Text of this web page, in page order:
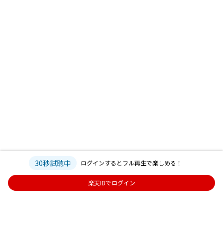
30秒試聴中 ログインするとフル再生で楽しめる！
楽天IDでログイン